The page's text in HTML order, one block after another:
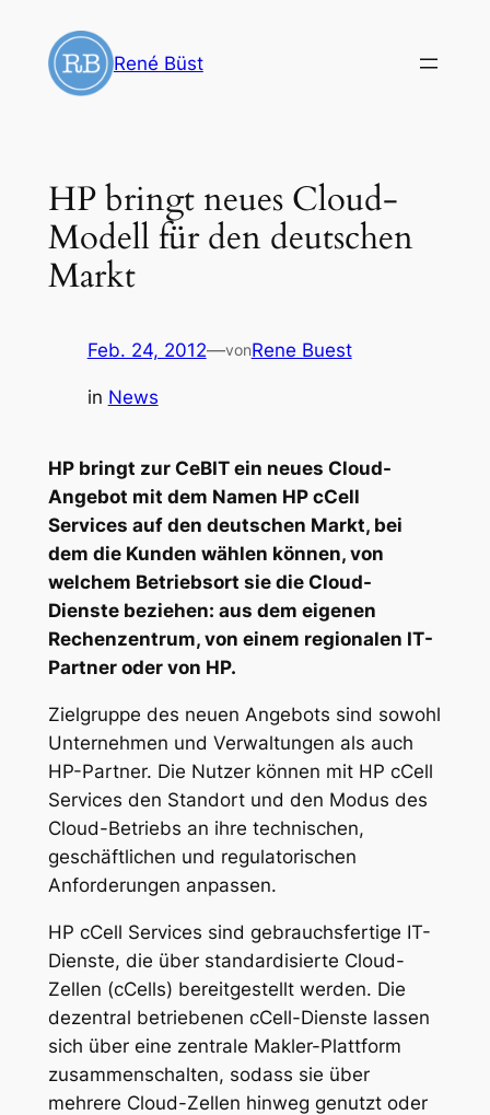
Inhalt
springen
René Büst
HP bringt neues Cloud-
Modell für den deutschen
Markt
Feb. 24, 2012—vonRene Buest
in News
HP bringt zur CeBIT ein neues Cloud-
Angebot mit dem Namen HP cCell
Services auf den deutschen Markt, bei
dem die Kunden wählen können, von
welchem Betriebsort sie die Cloud-
Dienste beziehen: aus dem eigenen
Rechenzentrum, von einem regionalen IT-
Partner oder von HP.
Zielgruppe des neuen Angebots sind sowohl
Unternehmen und Verwaltungen als auch
HP-Partner. Die Nutzer können mit HP cCell
Services den Standort und den Modus des
Cloud-Betriebs an ihre technischen,
geschäftlichen und regulatorischen
Anforderungen anpassen.
HP cCell Services sind gebrauchsfertige IT-
Dienste, die über standardisierte Cloud-
Zellen (cCells) bereitgestellt werden. Die
dezentral betriebenen cCell-Dienste lassen
sich über eine zentrale Makler-Plattform
zusammenschalten, sodass sie über
mehrere Cloud-Zellen hinweg genutzt oder